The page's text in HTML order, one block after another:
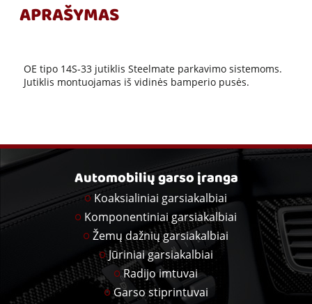
APRAŠYMAS
OE tipo 14S-33 jutiklis Steelmate parkavimo sistemoms.
Jutiklis montuojamas iš vidinės bamperio pusės.
Automobilių garso įranga
Koaksialiniai garsiakalbiai
Komponentiniai garsiakalbiai
Žemų dažnių garsiakalbiai
Jūriniai garsiakalbiai
Radijo imtuvai
Garso stiprintuvai